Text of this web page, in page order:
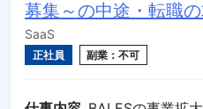
募集～の中途・転職
SaaS
正社員 副業：不可